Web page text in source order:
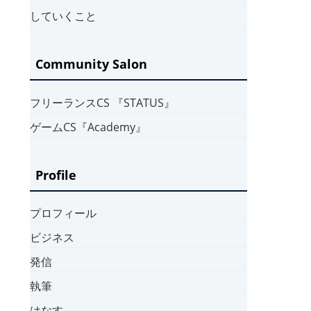
していくこと
Community Salon
フリーランスCS 『STATUS』
ゲームCS『Academy』
Profile
プロフィール
ビジネス
発信
執筆